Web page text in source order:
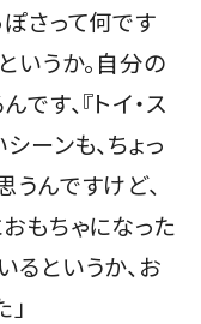
さって何です
いうか。自分の
す、『トイ・ス
ーンも、ちょっ
んですけど、
もちゃになった
というか、お